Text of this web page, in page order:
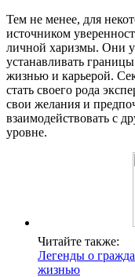
Тем не менее, для
источником
личной харизмы. Они
устанавливать
жизнью и карьерой.
стать своего рода
свои желания и
взаимодействовать с
уровне.
Читайте также:
Легенды о
жизнью